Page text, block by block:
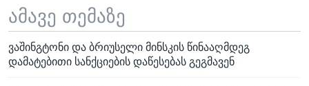
ამავე თემაზე
ვაშინგტონი და ბრიუსელი მინსკის წინააღმდეგ
დამატებითი სანქციების დაწესებას გეგმავენ